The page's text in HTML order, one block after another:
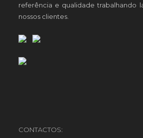
referência e qualidade trabalhando
nossos clientes.
CONTACTOS: